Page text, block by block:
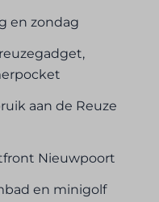
en zondag
aan de Reuze
Nieuwpoort
en minigolf